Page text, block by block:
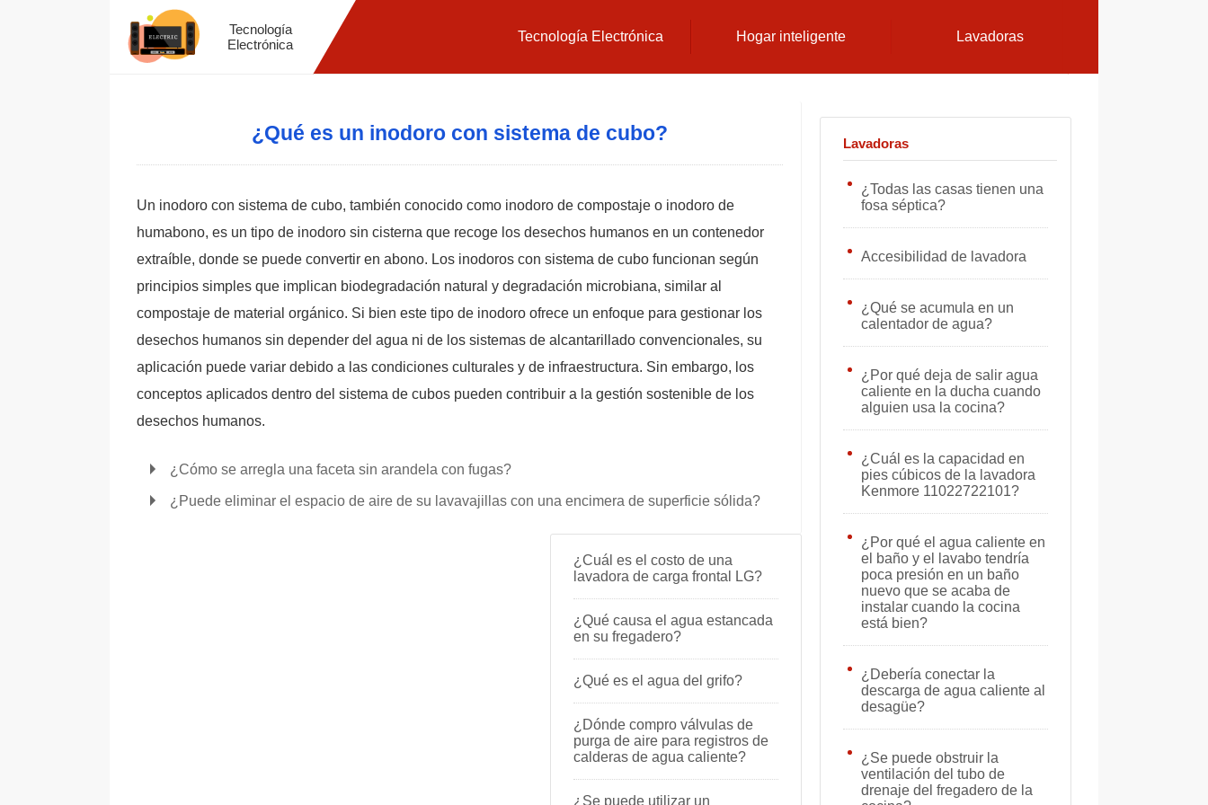
Tecnología
Electrónica
Tecnología Electrónica Hogar inteligente Lavadoras
¿Qué es un inodoro con sistema de cubo?
Un inodoro con sistema de cubo, también conocido como inodoro de compostaje o inodoro de
humabono, es un tipo de inodoro sin cisterna que recoge los desechos humanos en un contenedor
extraíble, donde se puede convertir en abono. Los inodoros con sistema de cubo funcionan según
principios simples que implican biodegradación natural y degradación microbiana, similar al
compostaje de material orgánico. Si bien este tipo de inodoro ofrece un enfoque para gestionar los
desechos humanos sin depender del agua ni de los sistemas de alcantarillado convencionales, su
aplicación puede variar debido a las condiciones culturales y de infraestructura. Sin embargo, los
conceptos aplicados dentro del sistema de cubos pueden contribuir a la gestión sostenible de los
desechos humanos.
¿Cómo se arregla una faceta sin arandela con fugas?
¿Puede eliminar el espacio de aire de su lavavajillas con una encimera de superficie sólida?
Lavadoras
¿Todas las casas tienen una
fosa séptica?
Accesibilidad de lavadora
¿Qué se acumula en un
calentador de agua?
¿Por qué deja de salir agua
caliente en la ducha cuando
alguien usa la cocina?
¿Cuál es la capacidad en
pies cúbicos de la lavadora
Kenmore 11022722101?
¿Por qué el agua caliente en
el baño y el lavabo tendría
poca presión en un baño
nuevo que se acaba de
instalar cuando la cocina
está bien?
¿Debería conectar la
descarga de agua caliente al
desagüe?
¿Se puede obstruir la
ventilación del tubo de
drenaje del fregadero de la
¿Cuál es el costo de una
lavadora de carga frontal LG?
¿Qué causa el agua estancada
en su fregadero?
¿Qué es el agua del grifo?
¿Dónde compro válvulas de
purga de aire para registros de
calderas de agua caliente?
¿Se puede utilizar un